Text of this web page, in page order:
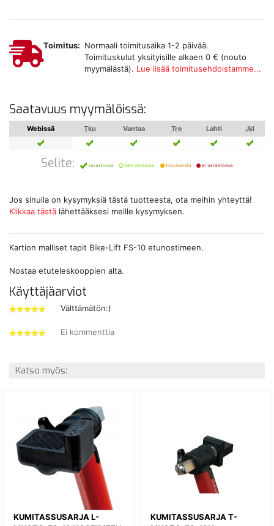
Toimitus: Normaali toimitusaika 1-2 päivää.
Toimituskulut yksityisille alkaen 0 € (nouto
myymälästä). Lue lisää toimitusehdoistamme...
Saatavuus myymälöissä:
Webissä Tku Vantaa Tre Lahti Jkl
Selite: varastossa heti verkosta tilauksesta ei varastossa
Jos sinulla on kysymyksiä tästä tuotteesta, ota meihin yhteyttä!
Klikkaa tästä lähettääksesi meille kysymyksen.
Kartion malliset tapit Bike-Lift FS-10 etunostimeen.
Nostaa etuteleskooppien alta.
Käyttäjäarviot
tähdet
Välttämätön:)
Ei kommenttia
Katso myös:
KUMITASSUSARJA L-
KUMITASSUSARJA T-